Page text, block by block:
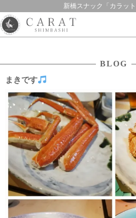
新橋スナック「カラッ
Skip
BLOG
まきです